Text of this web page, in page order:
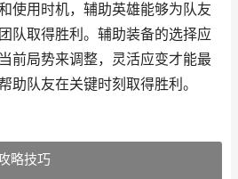
使用时机，辅助英雄能够为队友
队取得胜利。辅助装备的选择应
前局势来调整，灵活应变才能最
助队友在关键时刻取得胜利。
略技巧